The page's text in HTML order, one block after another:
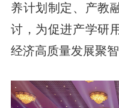
养计划制定、产教
讨，为促进产学研
经济高质量发展聚智